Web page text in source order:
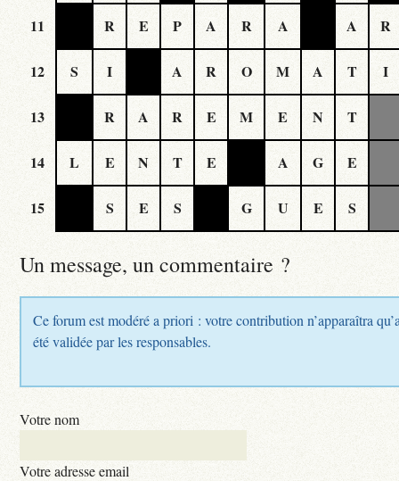
11 R E P A R A A R
12 S I A R O M A T I
13 R A R E M E N T
14 L E N T E A G E
15 S E S G U E S
Un message, un commentaire ?
Ce forum est modéré a priori : votre contribution n’apparaîtra
été validée par les responsables.
Votre nom
Votre adresse email